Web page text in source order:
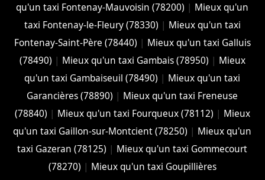
qu'un taxi Fontenay-Mauvoisin (78200) | Mieux qu'un
taxi Fontenay-le-Fleury (78330) | Mieux qu'un taxi
Fontenay-Saint-Père (78440) | Mieux qu'un taxi Galluis
(78490) | Mieux qu'un taxi Gambais (78950) | Mieux
qu'un taxi Gambaiseuil (78490) | Mieux qu'un taxi
Garancières (78890) | Mieux qu'un taxi Freneuse
(78840) | Mieux qu'un taxi Fourqueux (78112) | Mieux
qu'un taxi Gaillon-sur-Montcient (78250) | Mieux qu'un
taxi Gazeran (78125) | Mieux qu'un taxi Gommecourt
(78270) | Mieux qu'un taxi Goupillières